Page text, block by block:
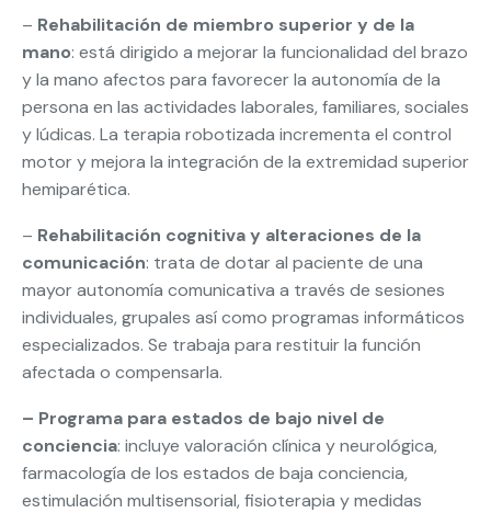
– Rehabilitación de miembro superior y de la
mano: está dirigido a mejorar la funcionalidad del brazo
y la mano afectos para favorecer la autonomía de la
persona en las actividades laborales, familiares, sociales
y lúdicas. La terapia robotizada incrementa el control
motor y mejora la integración de la extremidad superior
hemiparética.
– Rehabilitación cognitiva y alteraciones de la
comunicación: trata de dotar al paciente de una
mayor autonomía comunicativa a través de sesiones
individuales, grupales así como programas informáticos
especializados. Se trabaja para restituir la función
afectada o compensarla.
– Programa para estados de bajo nivel de
conciencia: incluye valoración clínica y neurológica,
farmacología de los estados de baja conciencia,
estimulación multisensorial, fisioterapia y medidas